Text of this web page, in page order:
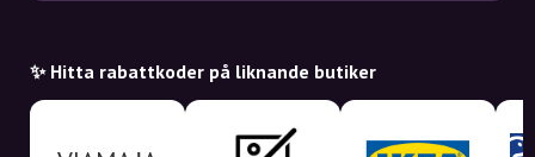
✨ Hitta rabattkoder på liknande butiker